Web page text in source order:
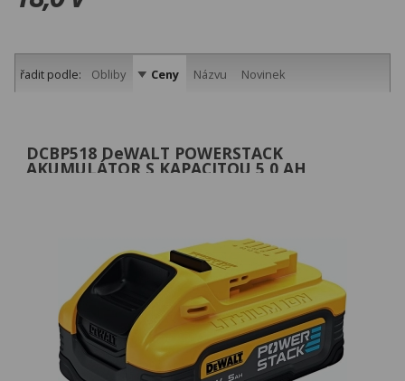
řadit podle: Obliby Ceny Názvu Novinek
DCBP518 DeWALT POWERSTACK
AKUMULÁTOR S KAPACITOU 5,0 AH